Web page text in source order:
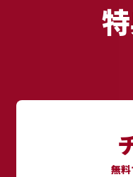
無料